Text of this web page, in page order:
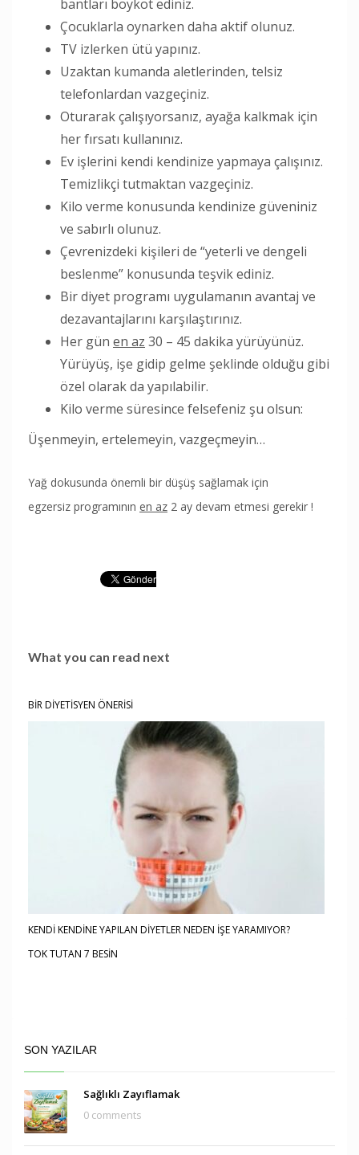
bantları boykot ediniz.
Çocuklarla oynarken daha aktif olunuz.
TV izlerken ütü yapınız.
Uzaktan kumanda aletlerinden, telsiz
telefonlardan vazgeçiniz.
Oturarak çalışıyorsanız, ayağa kalkmak için
her fırsatı kullanınız.
Ev işlerini kendi kendinize yapmaya çalışınız.
Temizlikçi tutmaktan vazgeçiniz.
Kilo verme konusunda kendinize güveniniz
ve sabırlı olunuz.
Çevrenizdeki kişileri de “yeterli ve dengeli
beslenme” konusunda teşvik ediniz.
Bir diyet programı uygulamanın avantaj ve
dezavantajlarını karşılaştırınız.
Her gün en az 30 – 45 dakika yürüyünüz.
Yürüyüş, işe gidip gelme şeklinde olduğu gibi
özel olarak da yapılabilir.
Kilo verme süresince felsefeniz şu olsun:
Üşenmeyin, ertelemeyin, vazgeçmeyin…
Yağ dokusunda önemli bir düşüş sağlamak için
egzersiz programının en az 2 ay devam etmesi gerekir !
What you can read next
BİR DİYETİSYEN ÖNERİSİ
KENDİ KENDİNE YAPILAN DİYETLER NEDEN İŞE YARAMIYOR?
TOK TUTAN 7 BESİN
SON YAZILAR
Sağlıklı Zayıflamak
0 comments